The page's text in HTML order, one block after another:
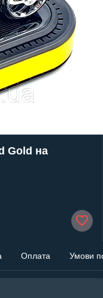
Gold на
Оплата Умови